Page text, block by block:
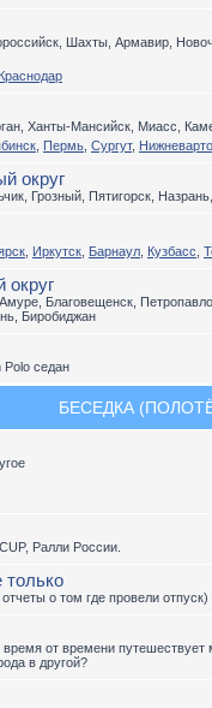
Шахты, Армавир,
Краснодар
Ханты-Мансийск, Миасс,
Пермь Сургут,
округ
Грозный, Пятигорск,
Иркутск Барнаул Кузбасс
Благовещенск,
Биробиджан
седан
БЕСЕДКА
Ралли России.
только
о том где провели отпуск)
время от времени
в другой?